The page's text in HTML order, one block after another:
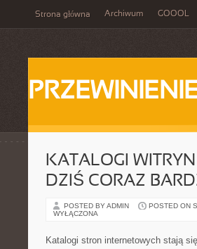
Strona główna Archiwum GOOOL
KATALOGI
DZIŚ CORAZ
POSTED BY ADMIN POSTED ON
WYŁĄCZONA
Katalogi stron internetowych stają